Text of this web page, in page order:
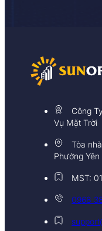
Công
Vụ Mặt Trời
Tòa
Phường
MST:
0968